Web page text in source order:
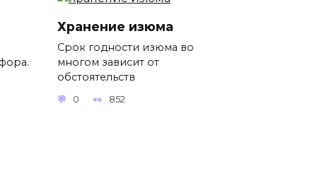
Хранение изюма
Срок годности изюма во
многом зависит от
обстоятельств
0 852